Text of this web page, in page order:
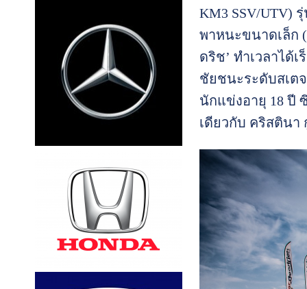
KM3 SSV/UTV)
พาหนะขนาดเล็ก
ดริช’ ทำเวลาได้
ชัยชนะระดับสเต
นักแข่งอายุ 18 ปี
เดียวกับ คริสตินา